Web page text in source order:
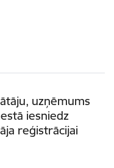
uzņēmums
iesniedz
reģistrācijai